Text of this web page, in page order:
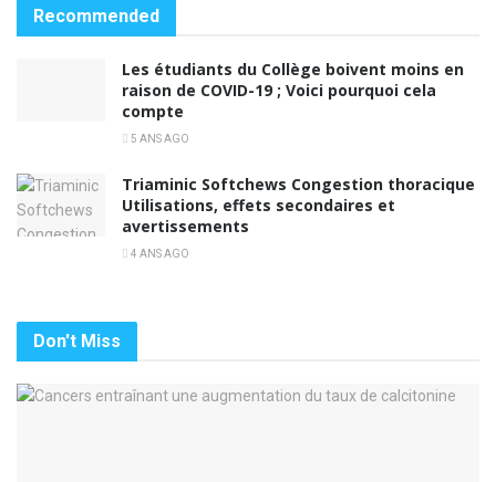
Recommended
Les étudiants du Collège boivent moins en
raison de COVID-19 ; Voici pourquoi cela
compte
5 ANS AGO
Triaminic Softchews Congestion thoracique
Utilisations, effets secondaires et
avertissements
4 ANS AGO
Don't Miss